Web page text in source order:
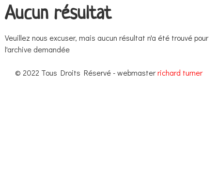
Aucun résultat
Veuillez nous excuser, mais aucun résultat n'a été trouvé pour
l'archive demandée
© 2022 Tous Droits Réservé - webmasterrichard turner